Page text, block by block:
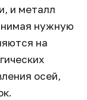
и металл
нужную
на
осей,